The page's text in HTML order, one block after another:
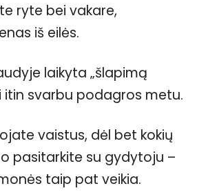
ryte bei vakare,
iš eilės.
laikyta „šlapimą
itin svarbu podagros metu.
vaistus, dėl bet kokių
pasitarkite su gydytoju –
taip pat veikia.